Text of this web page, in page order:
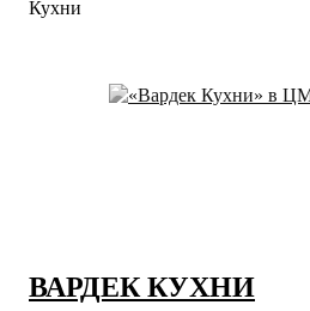
Кухни
ВАРДЕК КУХНИ